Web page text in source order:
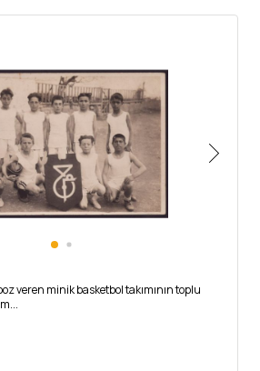
veren minik basketbol takımının toplu